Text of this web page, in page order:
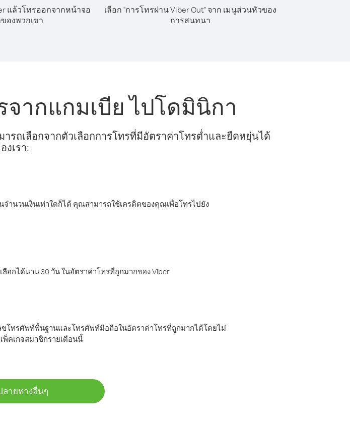
แล้วโทรออกจากหน้าจอ
องพวกเขา
เลือก "การโทรผ่าน Viber Out" จาก เมนูส่วนหัวของ
การสนทนา
ากแกมเบีย ไปโดมินิกา
ถเลือกจากตัวเลือกการโทรที่มีอัตราค่าโทรต่ำและยืดหยุ่นได้
งเรา:
ำนวนเงินเท่าใดก็ได้ คุณสามารถใช้เครดิตของคุณเพื่อโทรไปยัง
อกได้นาน 30 วัน ในอัตราค่าโทรที่ถูกมากของ Viber
โทรศัพท์พื้นฐานและโทรศัพท์มือถือในอัตราค่าโทรที่ถูกมากได้โดยไม่
คเกจสมาชิกรายเดือนนี้
ายทางอื่นๆ